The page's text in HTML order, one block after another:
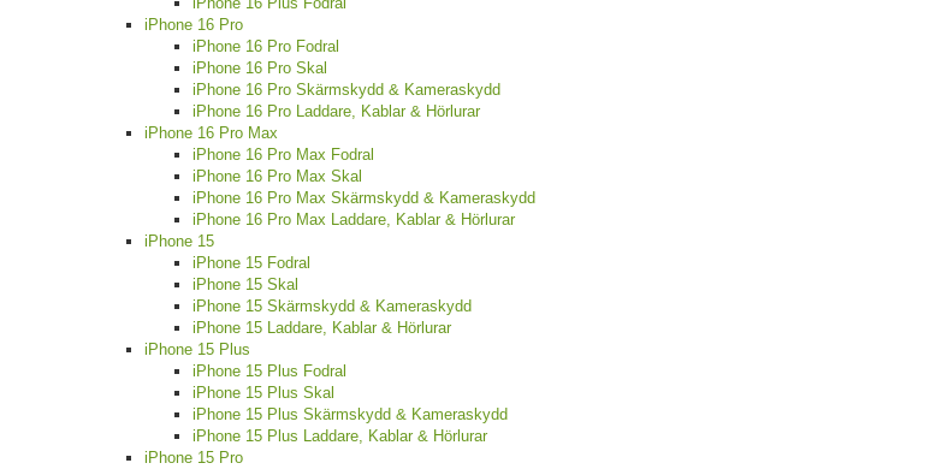
iPhone 16 Pro
iPhone 16 Pro Fodral
iPhone 16 Pro Skal
iPhone 16 Pro Skärmskydd & Kameraskydd
iPhone 16 Pro Laddare, Kablar & Hörlurar
iPhone 16 Pro Max
iPhone 16 Pro Max Fodral
iPhone 16 Pro Max Skal
iPhone 16 Pro Max Skärmskydd & Kameraskydd
iPhone 16 Pro Max Laddare, Kablar & Hörlurar
iPhone 15
iPhone 15 Fodral
iPhone 15 Skal
iPhone 15 Skärmskydd & Kameraskydd
iPhone 15 Laddare, Kablar & Hörlurar
iPhone 15 Plus
iPhone 15 Plus Fodral
iPhone 15 Plus Skal
iPhone 15 Plus Skärmskydd & Kameraskydd
iPhone 15 Plus Laddare, Kablar & Hörlurar
iPhone 15 Pro